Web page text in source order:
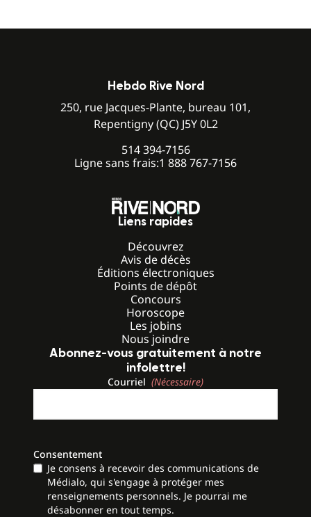
Hebdo Rive Nord
250, rue Jacques-Plante, bureau 101,
Repentigny (QC) J5Y 0L2
514 394-7156
Ligne sans frais:1 888 767-7156
Liens rapides
Découvrez
Avis de décès
Éditions électroniques
Points de dépôt
Concours
Horoscope
Les jobins
Nous joindre
Abonnez-vous gratuitement à notre
infolettre!
Courriel (Nécessaire)
Consentement
Je consens à recevoir des communications de
Médialo, qui s'engage à protéger mes
renseignements personnels. Je pourrai me
désabonner en tout temps.